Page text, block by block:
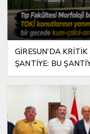
GİRESUN’DA
ŞANTİYE: BU